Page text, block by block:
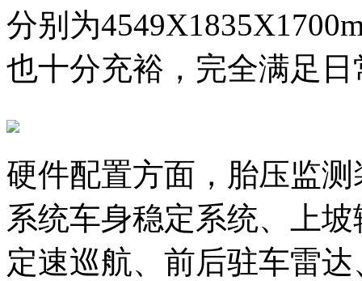
分别为
也十分充裕，完全满足
硬件配置方面，胎压监
系统车身稳定系统、上
定速巡航、前后驻车雷